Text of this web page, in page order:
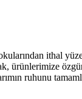
ithal
ürünlerimize
ruhunu